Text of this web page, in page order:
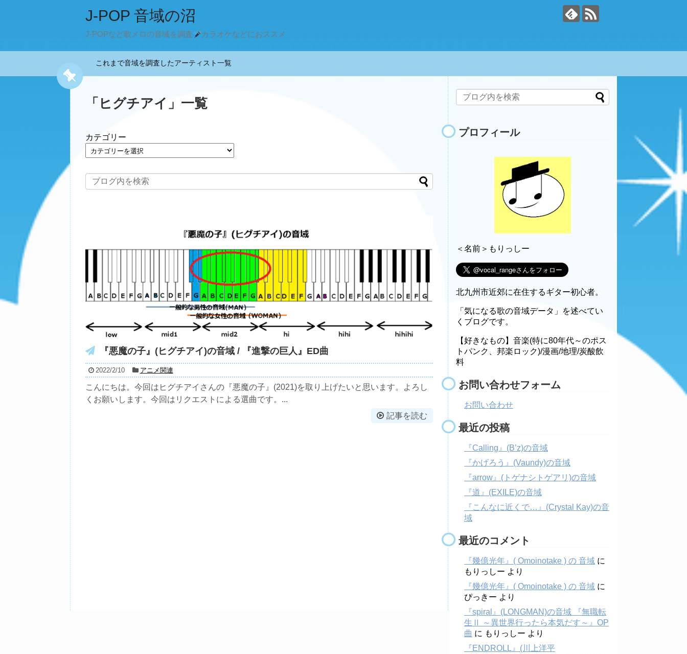
J-POP 音域の沼
J-POPなど歌メロの音域を調査 カラオケなどにおススメ
これまで音域を調査したアーティスト一覧
「 ヒグチアイ 」 一覧
カテゴリー
『悪魔の子』(ヒグチアイ)の音域 / 『進撃の巨人』ED曲
2022/2/10 アニメ関連
こんにちは。今回はヒグチアイさんの『悪魔の子』(2021)を取り上げたいと思います。よろし
くお願いします。今回はリクエストによる選曲です。...
記事を読む
プロフィール
＜名前＞もりっしー
北九州市近郊に在住するギター初心者。
「気になる歌の音域データ」を述べてい
くブログです。
【好きなもの】音楽(特に80年代～のポス
トパンク、邦楽ロック)/漫画/地理/炭酸飲
料
お問い合わせフォーム
お問い合わせ
最近の投稿
『Calling』(B’z)の音域
『かげろう』(Vaundy)の音域
『arrow』(トゲナシトゲアリ)の音域
『道』(EXILE)の音域
『こんなに近くで…』(Crystal Kay)の音
域
最近のコメント
『幾億光年』( Omoinotake ) の 音域 に
もりっしー より
『幾億光年』( Omoinotake ) の 音域 に
ぴっきー より
『spiral』(LONGMAN)の音域 『無職転
生Ⅱ ～異世界行ったら本気だす～』OP
曲 に もりっしー より
『ENDROLL』(川上洋平